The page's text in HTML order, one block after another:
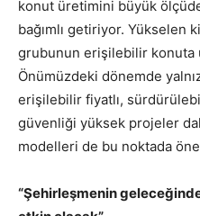
konut üretimini büyük
bağımlı getiriyor. Yükselen
grubunun erişilebilir konuta
Önümüzdeki dönemde
erişilebilir fiyatlı,
güvenliği yüksek projeler
modelleri de bu noktada
“Şehirleşmenin